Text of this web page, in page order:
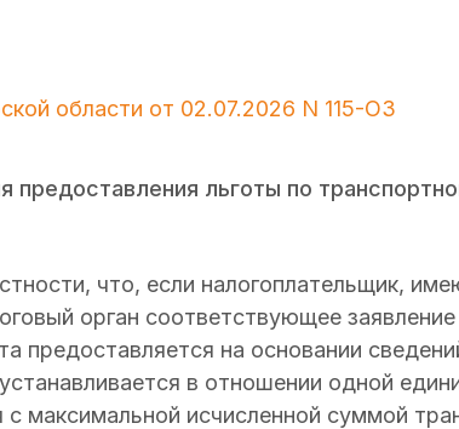
области от 02.07.2026 N 115-ОЗ
предоставления льготы по
что, если налогоплательщик,
орган соответствующее
предоставляется на основании
в отношении одной
максимальной исчисленной суммой